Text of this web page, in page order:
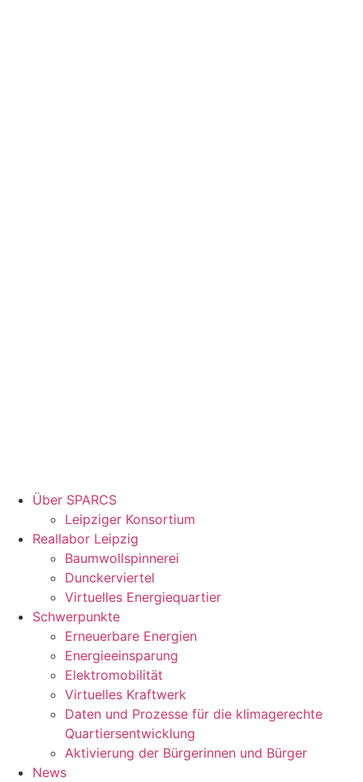
Über SPARCS
Leipziger Konsortium
Reallabor Leipzig
Baumwollspinnerei
Dunckerviertel
Virtuelles Energiequartier
Schwerpunkte
Erneuerbare Energien
Energieeinsparung
Elektromobilität
Virtuelles Kraftwerk
Daten und Prozesse für die klimagerechte
Quartiersentwicklung
Aktivierung der Bürgerinnen und Bürger
News